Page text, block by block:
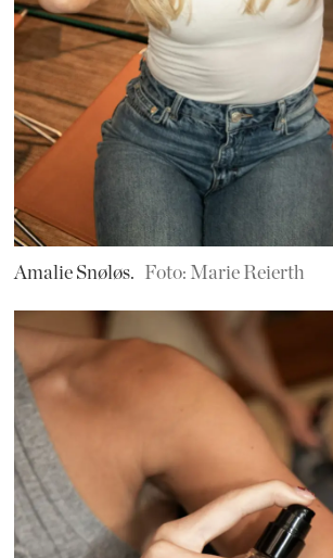
Amalie Snøløs. Foto: Marie Reierth